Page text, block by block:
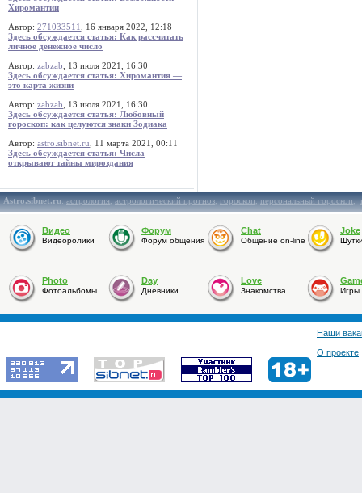
Хиромантии
Автор: 271033511
, 16 января 2022, 12:18
Здесь обсуждается статья: Как рассчитать
личное денежное число
Автор: zabzab , 13 июля 2021, 16:30
Здесь обсуждается статья: Хиромантия —
это карта жизни
Автор: zabzab , 13 июля 2021, 16:30
Здесь обсуждается статья: Любовный
гороскоп: как целуются знаки Зодиака
Автор: astro.sibnet.ru , 11 марта 2021, 00:11
Здесь обсуждается статья: Числа
открывают тайны мироздания
Astro.sibnet.ru:астрология,астрологический прогноз,гороскоп,персональный гороскоп,
Видео
Видеоролики
Форум
Форум общения
Chat
Общение on-line
Joke
Photo
Фотоальбомы
Day
Дневники
Love
Знакомства Игры
Наши
О проекте